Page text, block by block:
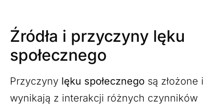
Źródła i przyczyny lęku
społecznego
Przyczyny lęku społecznego są złożone i
wynikają z interakcji różnych czynników